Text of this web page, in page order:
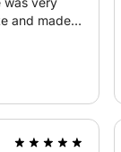
с
спорта… всё
and made
sailing